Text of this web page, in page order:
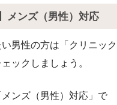
メンズ（男性）対応
男性の方は「クリニック
ックしましょう。
ンズ（男性）対応」で